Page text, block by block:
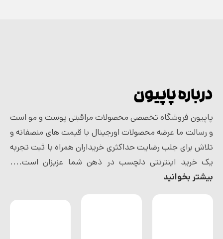
درباره پاپیون
پاپیون فروشگاه تخصصی محصولات مراقبتی پوست و مو است
و رسالت ما عرضه محصولات اورجینال با قیمت های منصفانه و
تلاش برای جلب رضایت حداکثری خریداران همراه با ثبت تجربه
یک خرید اینترنتی دلچسب در ذهن شما عزیزان است....
بیشتر بخوانید